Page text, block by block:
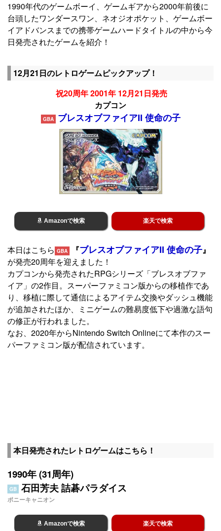
1990年代のゲームボーイ、ゲームギアから2000年前後に
台頭したワンダースワン、ネオジオポケット、ゲームボー
イアドバンスまでの携帯ゲームハードタイトルの中から今
日発売されたゲームを紹介！
12月21日のレトロゲームピックアップ！
祝20周年 2001年 12月21日発売
カプコン
GBA ブレスオブファイアII 使命の子
Amazonで検索 楽天で検索
本日はこちら GBA 『ブレスオブファイアII 使命の子』
が発売20周年を迎えました！
カプコンから発売されたRPGシリーズ「ブレスオブファ
イア」の2作目。スーパーファミコン版からの移植作であ
り、移植に際して通信によるアイテム交換やダッシュ機能
が追加されたほか、ミニゲームの難易度低下や過激な語句
の修正が行われました。
なお、2020年からNintendo Switch Onlineにて本作のスー
パーファミコン版が配信されています。
本日発売されたレトロゲームはこちら！
1990年 (31周年)
GB 石田芳夫 詰碁パラダイス
ポニーキャニオン
Amazonで検索 楽天で検索